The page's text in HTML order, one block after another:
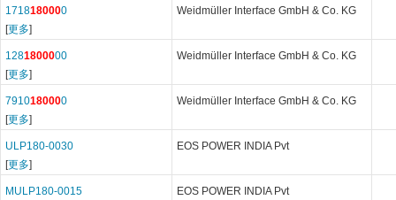
1718180000
[更多]
Weidmüller Interface GmbH & Co. KG
1281800000
[更多]
Weidmüller Interface GmbH & Co. KG
7910180000
[更多]
Weidmüller Interface GmbH & Co. KG
ULP180-0030
[更多]
EOS POWER INDIA Pvt
MULP180-0015
EOS POWER INDIA Pvt